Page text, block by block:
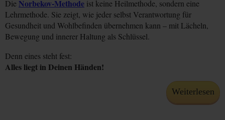
Die Norbekov-Methode ist keine Heilmethode, sondern eine
Lehrmethode. Sie zeigt, wie jeder selbst Verantwortung für
Gesundheit und Wohlbefinden übernehmen kann – mit Lächeln,
Bewegung und innerer Haltung als Schlüssel.
Denn eines steht fest:
Alles liegt in Deinen Händen!
Weiterlesen